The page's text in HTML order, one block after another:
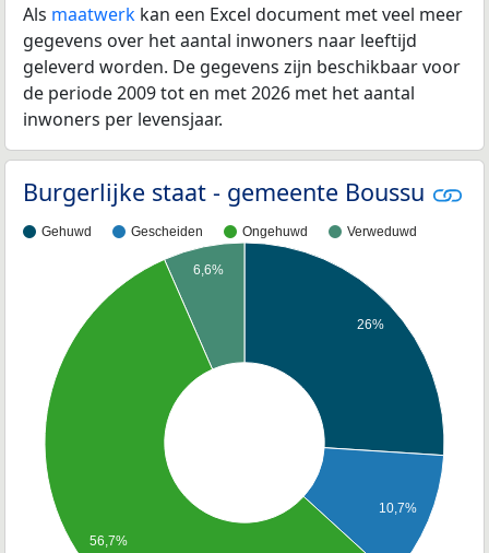
Als maatwerk kan een Excel document met veel meer
gegevens over het aantal inwoners naar leeftijd
geleverd worden. De gegevens zijn beschikbaar voor
de periode 2009 tot en met 2026 met het aantal
inwoners per levensjaar.
Burgerlijke staat - gemeente Boussu
Gehuwd Gescheiden Ongehuwd Verweduwd
26%
10,7%
6,6%
56,7%